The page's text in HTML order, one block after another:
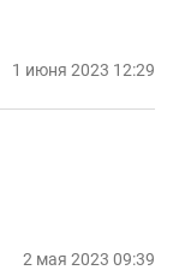
1 июня 2023 12:29
2 мая 2023 09:39